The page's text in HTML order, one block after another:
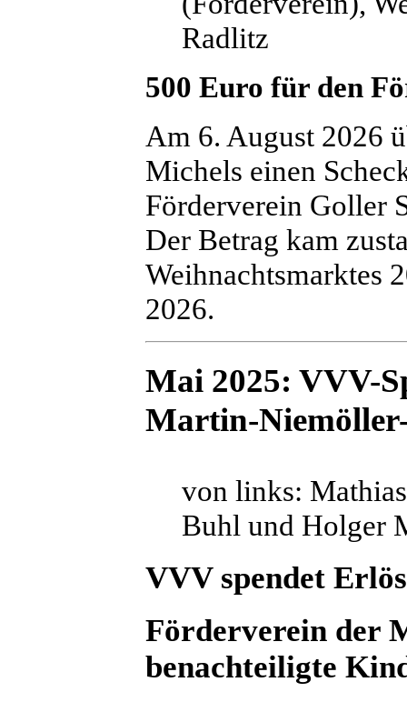
Radlitz
500 Euro für den
Am 6. August 2026
Michels einen
Förderverein Goller
Der Betrag kam
Weihnachtsmarktes
2026.
Mai 2025: VVV-
Martin-
von links:
Buhl und Holger
VVV spendet
Förderverein der
benachteiligte